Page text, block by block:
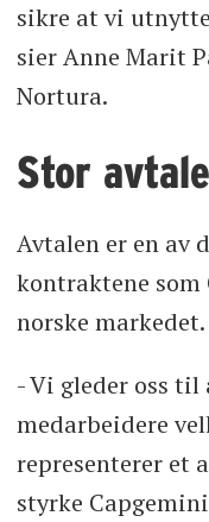
sikre at vi
sier Anne Marit
Nortura.
Stor
Avtalen er en av
kontraktene
norske markedet.
- Vi gleder oss til
medarbeidere
representerer et
styrke